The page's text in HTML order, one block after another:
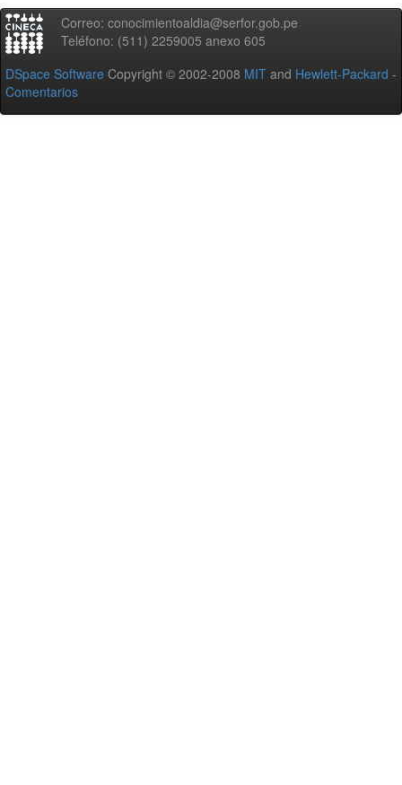
Correo: conocimientoaldia@serfor.gob.pe
Teléfono: (511) 2259005 anexo 605
DSpace Software Copyright © 2002-2008 MIT and Hewlett-Packard -
Comentarios